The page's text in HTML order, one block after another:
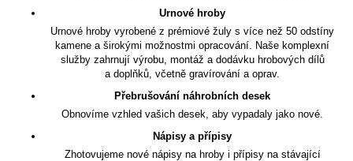
Urnové hroby
Urnové hroby vyrobené z prémiové žuly s více než 50 odstíny
kamene a širokými možnostmi opracování. Naše komplexní
služby zahrnují výrobu, montáž a dodávku hrobových dílů
a doplňků, včetně gravírování a oprav.
Přebrušování náhrobních desek
Obnovíme vzhled vašich desek, aby vypadaly jako nové.
Nápisy a přípisy
Zhotovujeme nové nápisy na hroby i přípisy na stávající